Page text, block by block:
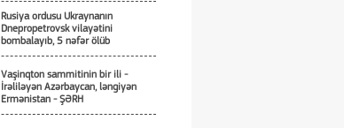
Rusiya ordusu Ukraynanın
Dnepropetrovsk vilayətini
bombalayıb, 5 nəfər ölüb
Vaşinqton sammitinin bir ili -
İrəliləyən Azərbaycan, ləngiyən
Ermənistan - ŞƏRH